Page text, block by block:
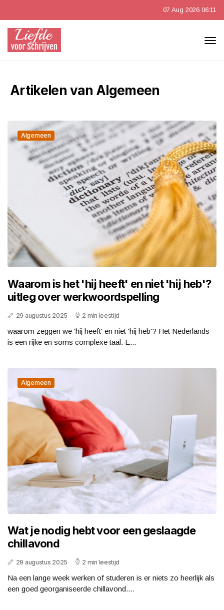
07 Aug 2026 06:11
Artikelen van Algemeen
Algemeen
Waarom is het 'hij heeft' en niet 'hij heb'?
uitleg over werkwoordspelling
29 augustus 2025 2 min leestijd
waarom zeggen we 'hij heeft' en niet 'hij heb'? Het Nederlands
is een rijke en soms complexe taal. E...
Algemeen
Wat je nodig hebt voor een geslaagde
chillavond
29 augustus 2025 2 min leestijd
Na een lange week werken of studeren is er niets zo heerlijk als
een goed georganiseerde chillavond....